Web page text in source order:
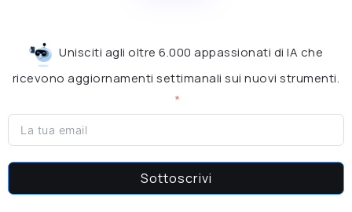
Unisciti agli oltre 6.000 appassionati di IA che
ricevono aggiornamenti settimanali sui nuovi strumenti.
Sottoscrivi